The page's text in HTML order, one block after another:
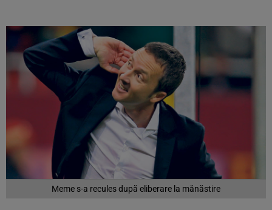
Meme s-a recules după eliberare la mănăstire